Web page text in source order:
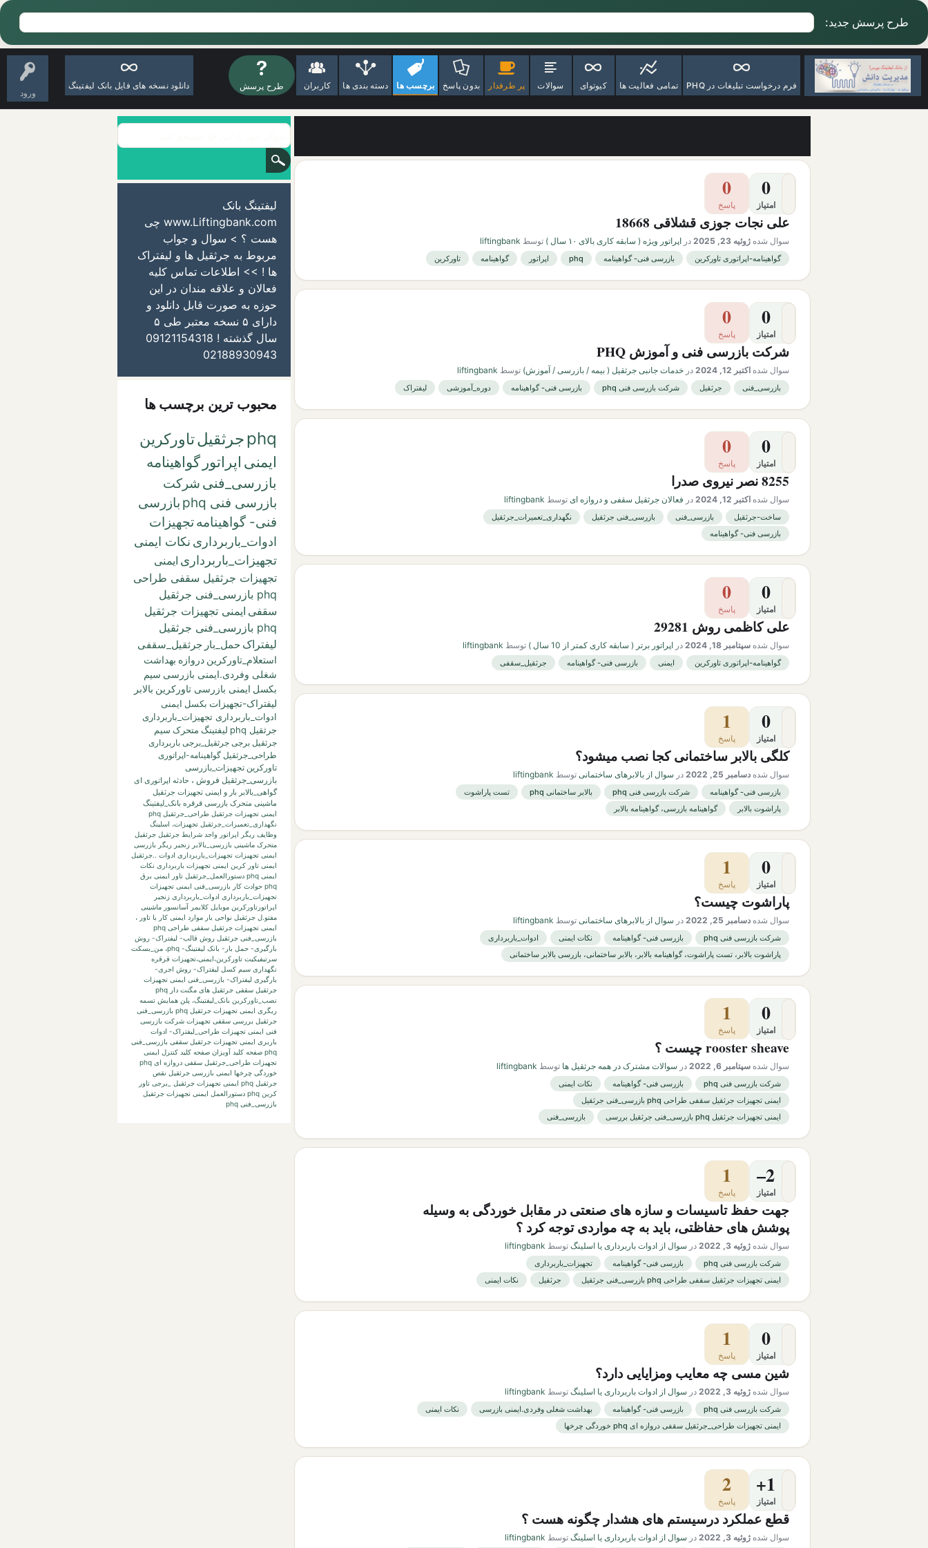
طرح پرسش جدید:
ورود
فرم درخواست تبلیغات در PHQ تمامی فعالیت ها کیوتوای سوالات پر طرفدار بدون پاسخ برچسب ها دسته بندی ها کاربران طرح پرسش دانلود نسخه های فایل بانک لیفتینگ
0
امتیاز
0
پاسخ
علی نجات جوزی قشلاقی 18668
سوال شده ژوئیه 23, 2025 در اپراتور ویژه ( سابقه کاری بالای ۱۰ سال ) توسط liftingbank
گواهینامه-اپراتوری تاورکرین بازرسی فنی- گواهینامه phq اپراتور گواهینامه تاورکرین
0
امتیاز
0
پاسخ
شرکت بازرسی فنی و آموزش PHQ
سوال شده اکتبر 12, 2024 در خدمات جانبی جرثقیل ( بیمه / بازرسی / آموزش) توسط liftingbank
بازرسی_فنی جرثقیل شرکت بازرسی فنی phq بازرسی فنی- گواهینامه دوره_آموزشی لیفتراک
0
امتیاز
0
پاسخ
8255 نصر نیروی صدرا
سوال شده اکتبر 12, 2024 در فعالان جرثقیل سقفی و دروازه ای توسط liftingbank
ساخت-جرثقیل بازرسی_فنی بازرسی_فنی جرثقیل
نگهداری_تعمیرات_جرثقیل
بازرسی فنی- گواهینامه
0
امتیاز
0
پاسخ
علی کاظمی روش 29281
سوال شده سپتامبر 18, 2024 در اپراتور برتر ( سابقه کاری کمتر از 10 سال ) توسط liftingbank
گواهینامه-اپراتوری تاورکرین ایمنی بازرسی فنی- گواهینامه جرثقیل_سقفی
0
امتیاز
1
پاسخ
کلگی بالابر ساختمانی کجا نصب میشود؟
سوال شده دسامبر 25, 2022 در سوال از بالابرهای ساختمانی توسط liftingbank
بازرسی فنی- گواهینامه شرکت بازرسی فنی phq بالابر ساختمانی phq
تست پاراشوت
پاراشوت بالابر
گواهینامه بازرسی، گواهینامه بالابر
0
امتیاز
1
پاسخ
پاراشوت چیست؟
سوال شده دسامبر 25, 2022 در سوال از بالابرهای ساختمانی توسط liftingbank
شرکت بازرسی فنی phq بازرسی فنی- گواهینامه نکات ایمنی
ادوات_باربرداری
پاراشوت بالابر، تست پاراشوت، گواهینامه بالابر، بالابر ساختمانی، بازرسی بالابر ساختمانی
0
امتیاز
1
پاسخ
rooster sheave چیست ؟
سوال شده سپتامبر 6, 2022 در سوالات مشترک در همه جرثقیل ها توسط liftingbank
شرکت بازرسی فنی phq بازرسی فنی- گواهینامه
نکات ایمنی
ایمنی تجهیزات جرثقیل سقفی طراحی phq بازرسی_فنی جرثقیل
ایمنی تجهیزات جرثقیل phq بازرسی_فنی جرثقیل بررسی
بازرسی_فنی
–2
امتیاز
1
پاسخ
جهت حفظ تاسیسات و سازه های صنعتی در مقابل خوردگی به وسیله
پوشش های حفاظتی، باید به چه مواردی توجه کرد ؟
سوال شده ژوئیه 3, 2022 در سوال از ادوات باربرداری یا اسلینگ توسط liftingbank
شرکت بازرسی فنی phq بازرسی فنی- گواهینامه
تجهیزات_باربرداری
ایمنی تجهیزات جرثقیل سقفی طراحی phq بازرسی_فنی جرثقیل
جرثقیل نکات ایمنی
0
امتیاز
1
پاسخ
شین مسی چه معایب ومزایایی دارد؟
سوال شده ژوئیه 3, 2022 در سوال از ادوات باربرداری یا اسلینگ توسط liftingbank
شرکت بازرسی فنی phq بازرسی فنی- گواهینامه بهداشت شغلی وفردی.ایمنی بازرسی
نکات ایمنی
ایمنی تجهیزات طراحی_جرثقیل سقفی دروازه ای phq خوردگی چرخها
+1
امتیاز
2
پاسخ
قطع عملکرد درسیستم های هشدار چگونه هست ؟
سوال شده ژوئیه 3, 2022 در سوال از ادوات باربرداری یا اسلینگ توسط liftingbank
لیفتینگ بانک
www.Liftingbank.com چی
هست ؟ > سوال و جواب
مربوط به جرثقیل ها و لیفتراک
ها ! >> اطلاعات تماس کلیه
فعالان و علاقه مندان در این
حوزه به صورت قابل دانلود و
دارای ۵ نسخه معتبر طی ۵
سال گذشته ! 09121154318
02188930943
محبوب ترین برچسب ها
phqجرثقیلتاورکرین
ایمنی اپراتور گواهینامه
بازرسی_فنی شرکت
بازرسی فنی phq
بازرسی
فنی- گواهینامهتجهیزات
ادوات_باربرداری نکات ایمنی
تجهیزات_باربرداری ایمنی
تجهیزات جرثقیل سقفی طراحی
phq بازرسی_فنی جرثقیل
سقفی ایمنی تجهیزات جرثقیل
phq بازرسی_فنی جرثقیل
لیفتراک حمل_بار جرثقیل_سقفی
استعلام_تاورکرین دروازه بهداشت
شغلی وفردی.ایمنی بازرسی سیم
بکسل ایمنی بازرسی تاورکرین بالابر
لیفتراک-تجهیزات بکسل ایمنی
ادوات_باربرداری تجهیزات_باربرداری
جرثقیل phq
لیفتینگ متحرک سیم
جرثقیل برجی جرثقیل_برجی باربرداری
طراحی_جرثقیل گواهینامه-اپراتوری
تاورکرین تجهیزات_بازرسی
بازرسی_جرثقیل فروش ، حادثه اپراتوری ای
گواهی_بالابر بار و ایمنی تجهیزات جرثقیل
ماشینی متحرک بازرسی قرقره بانک_لیفتینگ
ایمنی تجهیزات جرثقیل طراحی_جرثقیل phq
نگهداری_تعمیرات_جرثقیل تجهیزات، اسلینگ
وظایف ریگر اپراتور واجد شرایط جرثقیل جرثقیل
متحرک ماشینی بازرسی_بالابر زنجیر ریگر بازرسی
ایمنی تجهیزات تجهیزات_باربرداری ادوات ..جرثقیل
ایمنی تاور کرین ایمنی تجهیزات باربرداری نکات
ایمنی phq
دستورالعمل_جرثقیل تاور ایمنی برق
phq حوادث کار بازرسی_فنی
ایمنی تجهیزات
تجهیزات_باربرداری ادوات_باربرداری زنجیر
اپراتورتاورکرین موبایل کلایمر آسانسور ماشینی
مفتو.ل جرثقیل نواحی بار موارد ایمنی کار با تاور ،
ایمنی تجهیزات جرثقیل سقفی طراحی phq
بازرسی_فنی جرثقیل روش قالب- لیفتراک- روش
بارگیری- حمل بار- بانک لیفتینگ- phq، من_بسکت
سرتیفیکیت تاورکرین،ایمنی،تجهیزات قرقره
نگهداری سیم کسل لیفتراک- روش اجری-
بارگیری لیفتراک- بازرسی_فنی ایمنی تجهیزات
جرثقیل سقفی جرثقیل های مگنت دار phq
نصب_تاورکرین بانک_لیفتینگ، پلن همایش تسمه
ریگری
ایمنی تجهیزات جرثقیل phq بازرسی_فنی
جرثقیل بررسی سقفی تجهیزات شرکت بازرسی
فنی ایمنی تجهیزات طراحی_لیفتراک- ادوات
باربری ایمنی تجهیزات جرثقیل سقفی بازرسی_فنی
phq صفحه کلید آویزان صفحه کلید کنترل
ایمنی
تجهیزات طراحی_جرثقیل سقفی دروازه ای phq
خوردگی چرخها ایمنی بازرسی جرثقیل نقص
جرثقیل phq
ایمنی تجهیزات جرثقیل _برجی تاور
کرین phq دستورالعمل
ایمنی تجهیزات جرثقیل
بازرسی_فنی phq